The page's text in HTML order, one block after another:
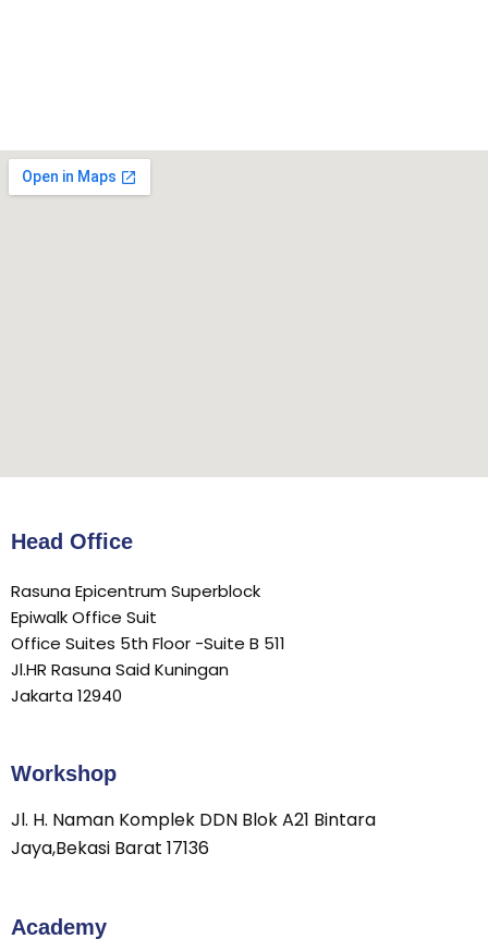
Head Office
Rasuna Epicentrum Superblock
Epiwalk Office Suit
Office Suites 5th Floor -Suite B 511
Jl.HR Rasuna Said Kuningan
Jakarta 12940
Workshop
Jl. H. Naman Komplek DDN Blok A21 Bintara
Jaya,Bekasi Barat 17136
Academy